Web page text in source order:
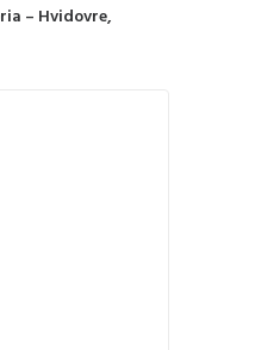
– Hvidovre,